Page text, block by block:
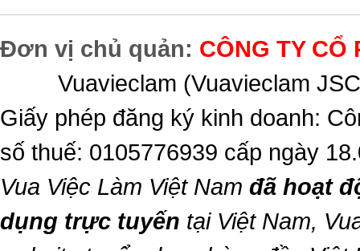
Đơn vị chủ quản: CÔNG TY CỔ
Vuavieclam (Vuavieclam
Giấy phép đăng ký kinh doanh:
số thuế: 0105776939 cấp ngày
Vua Việc Làm Việt Nam đã hoạt
dụng trực tuyến tại Việt Nam,